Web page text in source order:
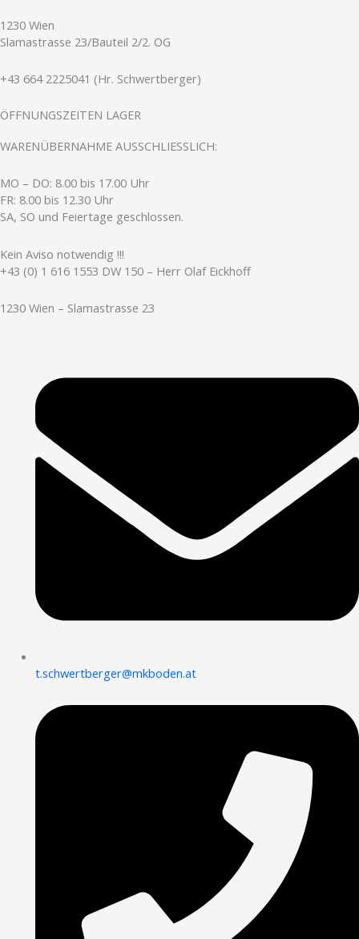
1230 Wien
Slamastrasse 23/Bauteil 2/2. OG
+43 664 2225041 (Hr. Schwertberger)
ÖFFNUNGSZEITEN LAGER
WARENÜBERNAHME AUSSCHLIESSLICH:
MO – DO: 8.00 bis 17.00 Uhr
FR: 8.00 bis 12.30 Uhr
SA, SO und Feiertage geschlossen.
Kein Aviso notwendig !!!
+43 (0) 1 616 1553 DW 150 – Herr Olaf Eickhoff
1230 Wien – Slamastrasse 23
t.schwertberger@mkboden.at